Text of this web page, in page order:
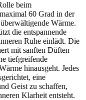
beim
60 Grad in der
Wärme.
die entspannende
Ruhe einlädt. Die
mit sanften Düften
tiefgreifende
hinausgeht. Jedes
eine
Geist zu schaffen,
Klarheit entsteht.